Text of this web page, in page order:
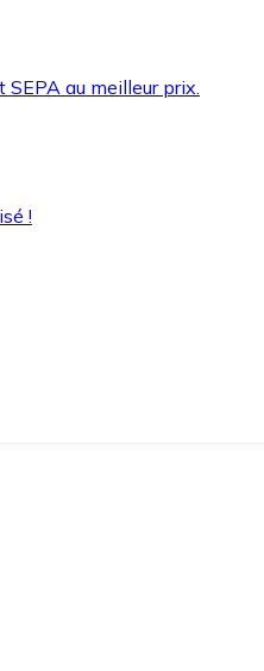
au meilleur prix.
!